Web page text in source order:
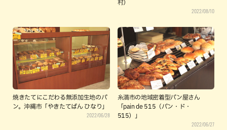
村）
2022/08/10
焼きたてにこだわる無添加生地のパ
ン。沖縄市「やきたてぱん ひなり」
2022/06/28
糸満市の地域密着型パン屋さん
「pain de 515（パン・ド・
515）」
2022/06/27